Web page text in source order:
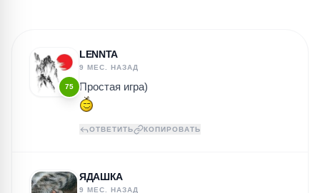
75
LENNTA
9 МЕС. НАЗАД
Простая игра)
ОТВЕТИТЬ КОПИРОВАТЬ
ЯДАШКА
9 МЕС. НАЗАД